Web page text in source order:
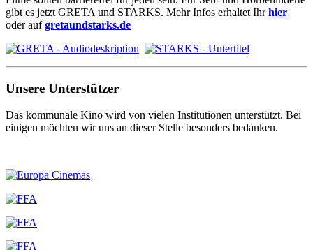
gibt es jetzt GRETA und STARKS. Mehr Infos erhaltet Ihrhier
oder aufgretaundstarks.de
Unsere Unterstützer
Das kommunale Kino wird von vielen Institutionen unterstützt. Bei
einigen möchten wir uns an dieser Stelle besonders bedanken.